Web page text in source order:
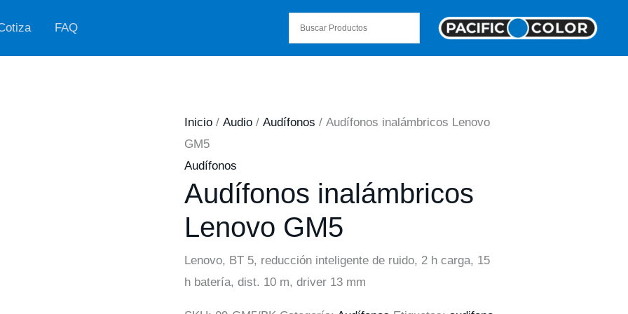
FAQ
Inicio/ Audio/ Audífonos / Audífonos inalámbricos Lenovo
GM5
Audífonos
Audífonos inalámbricos
Lenovo GM5
Lenovo, BT 5, reducción inteligente de ruido, 2 h carga, 15
h batería, dist. 10 m, driver 13 mm